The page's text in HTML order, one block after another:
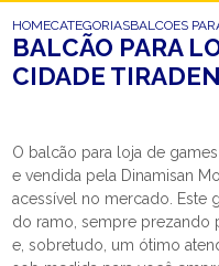
HOMECATEGORIASBALCOES
BALCÃO PARA
CIDADE
O balcão para loja de
e vendida pela Dinamisan
acessível no mercado. Este
do ramo, sempre prezando
e, sobretudo, um ótimo